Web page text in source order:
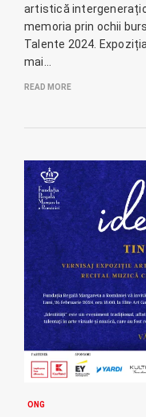
artistică
memoria prin ochii
Talente 2024.
mai…
READ MORE
ONG